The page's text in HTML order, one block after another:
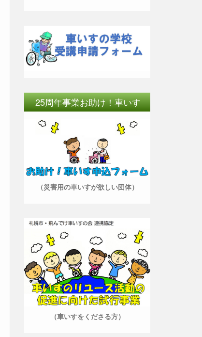
25周年事業お助け！車いす
（災害用の車いすが欲しい団体）
（車いすをくださる方）